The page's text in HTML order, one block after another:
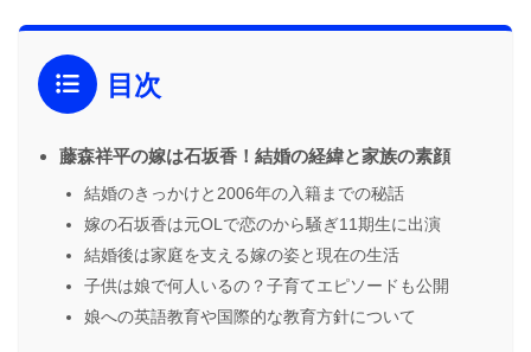
目次
藤森祥平の嫁は石坂香！結婚の経緯と家族の素顔
結婚のきっかけと2006年の入籍までの秘話
嫁の石坂香は元OLで恋のから騒ぎ11期生に出演
結婚後は家庭を支える嫁の姿と現在の生活
子供は娘で何人いるの？子育てエピソードも公開
娘への英語教育や国際的な教育方針について